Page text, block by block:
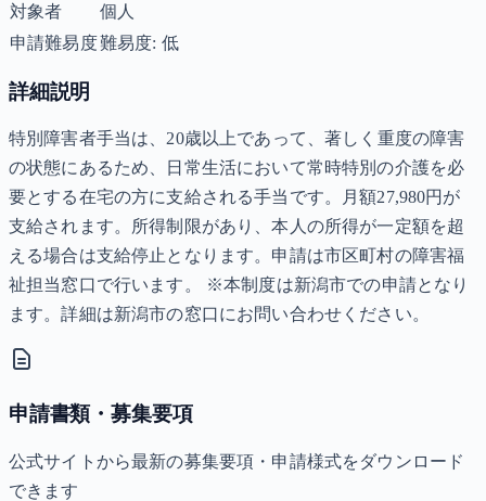
対象者
個人
申請難易度難易度: 低
詳細説明
特別障害者手当は、20歳以上であって、著しく重度の障害
の状態にあるため、日常生活において常時特別の介護を必
要とする在宅の方に支給される手当です。月額27,980円が
支給されます。所得制限があり、本人の所得が一定額を超
える場合は支給停止となります。申請は市区町村の障害福
祉担当窓口で行います。 ※本制度は新潟市での申請となり
ます。詳細は新潟市の窓口にお問い合わせください。
申請書類・募集要項
公式サイトから最新の募集要項・申請様式をダウンロード
できます